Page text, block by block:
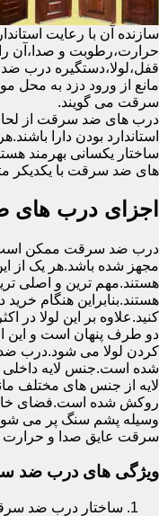
سازنده آن با رعایت
حرارت،رطوبت و صدا،آن را
قفل،لولا،دستگیره درب
مانع از ورود دزد به محل
سرقت می گویند.
درب های ضد سرقت از لحاظ
استاندارد بودن دارا
ساختار یکسانی بهرمند
های ضد سرقت با یکدیکر
اجزای درب
درب ضد سرقت ممکن است
مجهز شده باشد.هر یک از
هستند.مهم ترین و اصلی
هستند.بنابراین هنگام
کنید.علاوه بر این لولا
دو طرف پنهان است و این
کردن لولا می شود.درب
شده است.جنس لایه داخلی
لایه از جنس های مختلف
روکش شده است.فضای
وسیله پشم سنگ پر می
سرقت عایق صدا و حرارت
ویژگی های درب ضد
ساختار درب ضد